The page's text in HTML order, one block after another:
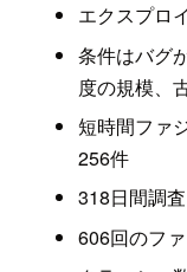
エクスプロ
条件はバグ
度の規模、
短時間ファ
256件
318日間調
606回のフ